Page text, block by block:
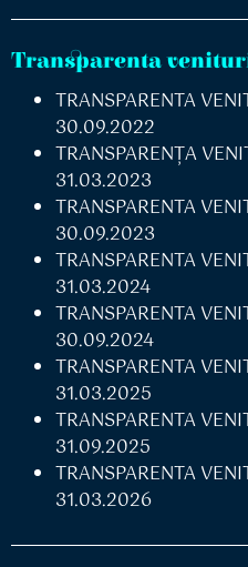
Transparenta
TRANSPARENTA
30.09.2022
TRANSPARENȚA
31.03.2023
TRANSPARENTA
30.09.2023
TRANSPARENTA
31.03.2024
TRANSPARENTA
30.09.2024
TRANSPARENTA
31.03.2025
TRANSPARENTA
31.09.2025
TRANSPARENTA
31.03.2026